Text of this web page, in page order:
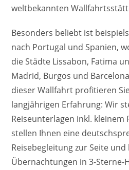
weltbekannten
Besonders beliebt ist
nach Portugal und Spanien,
die Städte Lissabon, Fatima
Madrid, Burgos und
dieser Wallfahrt profitieren
langjährigen Erfahrung: Wir
Reiseunterlagen inkl. kleinem
stellen Ihnen eine
Reisebegleitung zur Seite
Übernachtungen in 3-Sterne-